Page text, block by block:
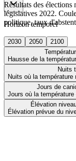
Horizon temporel
2030 2050
2100
Hausse de la
Nuits
Nuits où la température
Jours de
Jours où la température
Élévation
Élévation prévue du
Résultats des
législatives 2022.
politique, taux